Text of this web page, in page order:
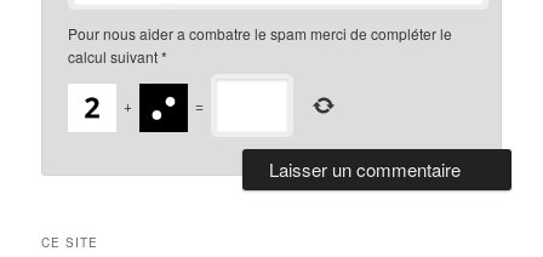
Pour nous aider a combatre le spam merci de compléter le
calcul suivant*
+ =
CE SITE